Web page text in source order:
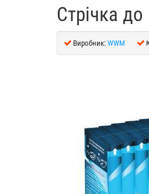
Стрічка
Виробник: WWM